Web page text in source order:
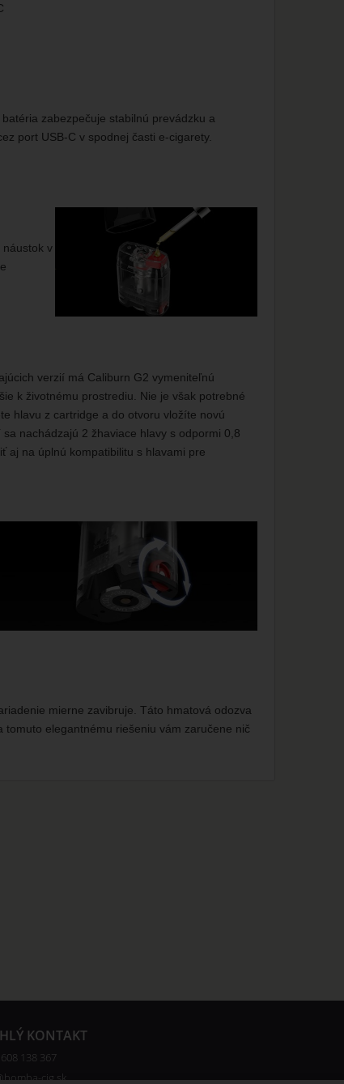
zabezpečuje stabilnú prevádzku a
port USB-C v spodnej časti e-cigarety.
v
verzií má Caliburn G2 vymeniteľnú
k životnému prostrediu. Nie je však potrebné
hlavu z cartridge a do otvoru vložíte novú
nachádzajú 2 žhaviace hlavy s odpormi 0,8
aj na úplnú kompatibilitu s hlavami pre
mierne zavibruje. Táto hmatová odozva
elegantnému riešeniu vám zaručene nič
KONTAKT
138 367
cig.sk